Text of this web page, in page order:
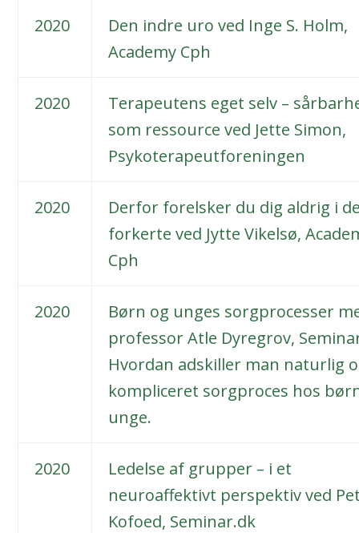
2020
Den indre uro ved Inge S. Holm,
Academy Cph
2020
Terapeutens eget selv –
som ressource ved Jette Simon,
Psykoterapeutforeningen
2020
Derfor forelsker du dig aldrig i
forkerte ved Jytte Vikelsø,
Cph
2020
Børn og unges sorgprocesser
professor Atle Dyregrov,
Hvordan adskiller man naturlig
kompliceret sorgproces hos
unge.
2020
Ledelse af grupper – i et
neuroaffektivt perspektiv ved
Kofoed, Seminar.dk